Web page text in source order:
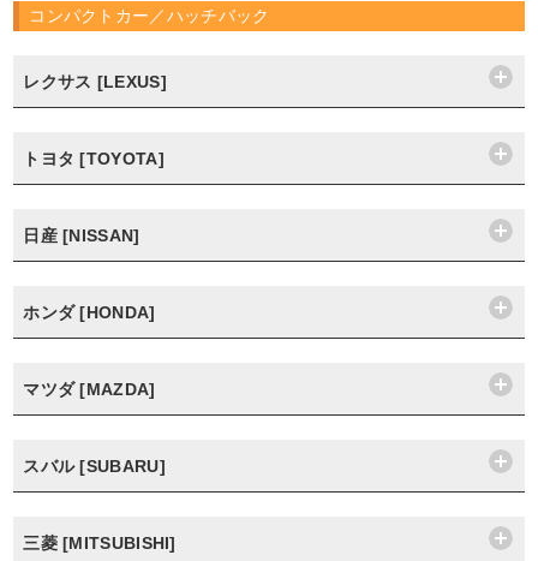
コンパクトカー／ハッチバック
レクサス [LEXUS]
トヨタ [TOYOTA]
日産 [NISSAN]
ホンダ [HONDA]
マツダ [MAZDA]
スバル [SUBARU]
三菱 [MITSUBISHI]